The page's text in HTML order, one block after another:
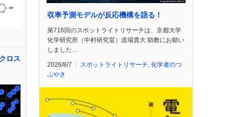
ロス
収率予測モデルが反応機構を語る！
第716回のスポットライトリサーチは、京都大学
化学研究所（中村研究室）道場貴大 助教にお願い
しました…
2026/8/7 スポットライトリサーチ 化学者のつ
ぶやき